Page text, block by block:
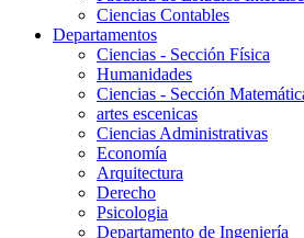
Ciencias Contables
Departamentos
Ciencias - Sección Física
Humanidades
Ciencias - Sección
artes escenicas
Ciencias Administrativas
Economía
Arquitectura
Derecho
Psicologia
Departamento de Ingeniería